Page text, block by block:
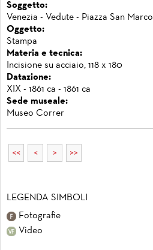
Soggetto:
Venezia - Vedute - Piazza San Marco
Oggetto:
Stampa
Materia e tecnica:
Incisione su acciaio, 118 x 180
Datazione:
XIX - 1861 ca - 1861 ca
Sede museale:
Museo Correr
<< < > >>
LEGENDA SIMBOLI
Fotografie
Video